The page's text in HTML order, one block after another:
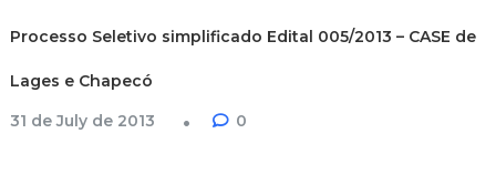
Processo Seletivo simplificado Edital 005/2013 – CASE de
Lages e Chapecó
31 de July de 2013
0